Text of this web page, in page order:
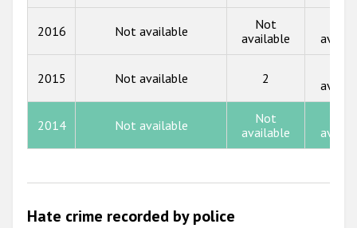
2013
2012
2011
2009
2016 Not available
Not
available
2015 Not available 2
2014 Not available
Not
available
Hate crime recorded by police